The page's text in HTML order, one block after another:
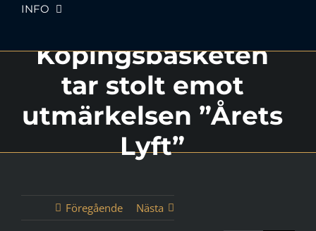
INFO
Köpingsbasketen
tar stolt emot
utmärkelsen ”Årets
Lyft”
Föregående Nästa